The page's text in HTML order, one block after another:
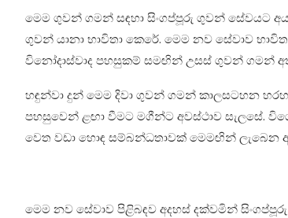
මෙම ගුවන් ගමන් සඳහා සිංගප්පූරු ගුවන් සේවයට
ගුවන් යානා භාවිතා කෙරේ. මෙම නව සේවාව
විනෝදාස්වාද පහසුකම් සමඟින් උසස් ගුවන් ගමන්
හඳුන්වා දුන් මෙම දිවා ගුවන් ගමන් කාලසටහන
පහසුවෙන් ළඟා වීමට මගීන්ට අවස්ථාව සැලසේ.
වෙත වඩා හොඳ සම්බන්ධතාවක් මෙමඟින් ලැබෙන
මෙම නව සේවාව පිළිබඳව අදහස් දක්වමින්